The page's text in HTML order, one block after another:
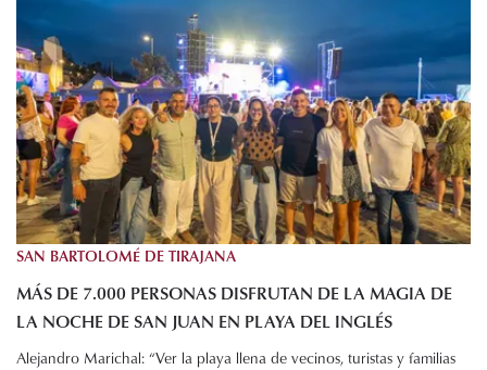
SAN BARTOLOMÉ DE TIRAJANA
MÁS DE 7.000 PERSONAS DISFRUTAN DE LA MAGIA DE
LA NOCHE DE SAN JUAN EN PLAYA DEL INGLÉS
Alejandro Marichal: “Ver la playa llena de vecinos, turistas y familias